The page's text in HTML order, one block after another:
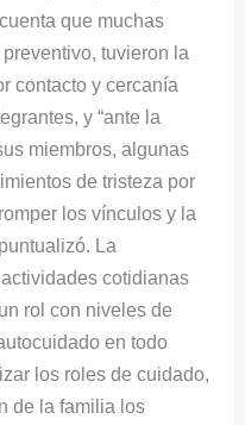
que muchas
tuvieron la
contacto y cercanía
y “ante la
miembros, algunas
de tristeza por
los vínculos y la
La
cotidianas
rol con niveles de
en todo
los roles de cuidado,
de la familia los